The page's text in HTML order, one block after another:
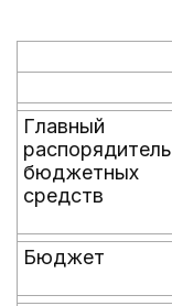
Главный
распорядитель
бюджетных
средств
Бюджет